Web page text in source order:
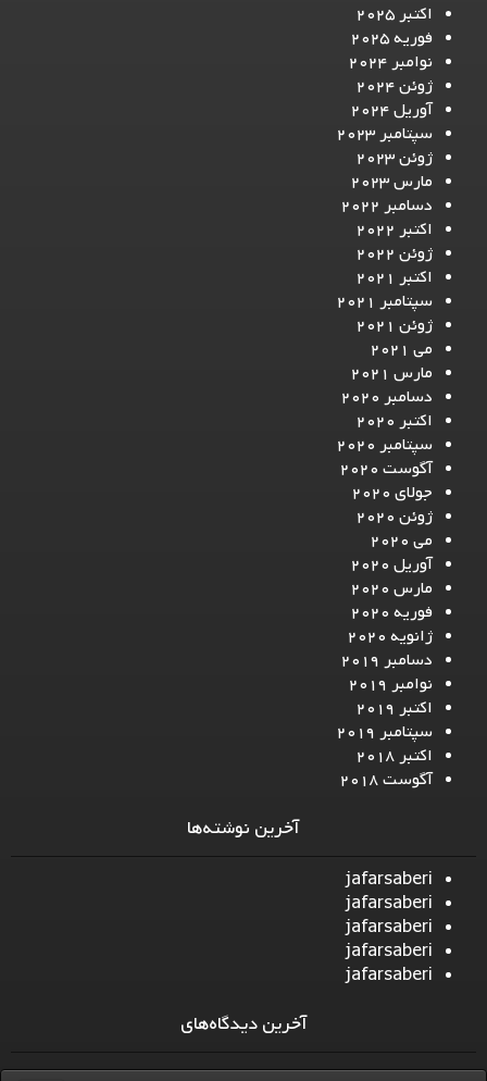
اکتبر 2025
فوریه 2025
نوامبر 2024
ژوئن 2024
آوریل 2024
سپتامبر 2023
ژوئن 2023
مارس 2023
دسامبر 2022
اکتبر 2022
ژوئن 2022
اکتبر 2021
سپتامبر 2021
ژوئن 2021
می 2021
مارس 2021
دسامبر 2020
اکتبر 2020
سپتامبر 2020
آگوست 2020
جولای 2020
ژوئن 2020
می 2020
آوریل 2020
مارس 2020
فوریه 2020
ژانویه 2020
دسامبر 2019
نوامبر 2019
اکتبر 2019
سپتامبر 2019
اکتبر 2018
آگوست 2018
آخرین نوشته‌ها
jafarsaberi
jafarsaberi
jafarsaberi
jafarsaberi
jafarsaberi
آخرین دیدگاه‌های